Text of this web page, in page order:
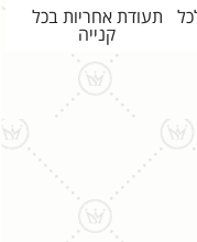
תעודת אחריות בכל
קנייה